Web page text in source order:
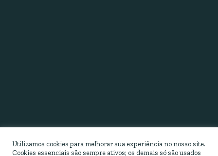
Utilizamos cookies para melhorar sua experiência no nosso site.
Cookies essenciais são sempre ativos; os demais só são usados